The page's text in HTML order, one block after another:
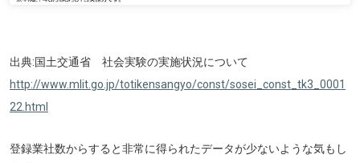
出典:国土交通省 社会実験の実施状況について
http://www.mlit.go.jp/totikensangyo/const/sosei_const_tk3_0001
22.html
登録業社数からすると非常に得られたデータが少ないような気もし